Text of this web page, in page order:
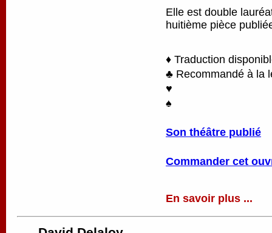
Elle est double
huitième pièce
♦ Traduction
♣ Recommandé à la
♥
♠
Son théâtre publié
Commander cet
En savoir plus ...